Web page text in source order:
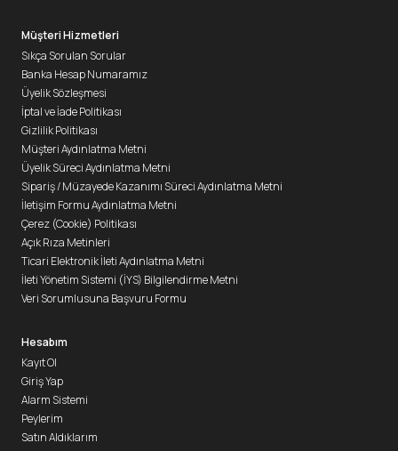
Müşteri Hizmetleri
Sıkça Sorulan Sorular
Banka Hesap Numaramız
Üyelik Sözleşmesi
İptal ve İade Politikası
Gizlilik Politikası
Müşteri Aydınlatma Metni
Üyelik Süreci Aydınlatma Metni
Sipariş / Müzayede Kazanımı Süreci Aydınlatma Metni
İletişim Formu Aydınlatma Metni
Çerez (Cookie) Politikası
Açık Rıza Metinleri
Ticari Elektronik İleti Aydınlatma Metni
İleti Yönetim Sistemi (İYS) Bilgilendirme Metni
Veri Sorumlusuna Başvuru Formu
Hesabım
Kayıt Ol
Giriş Yap
Alarm Sistemi
Peylerim
Satın Aldıklarım